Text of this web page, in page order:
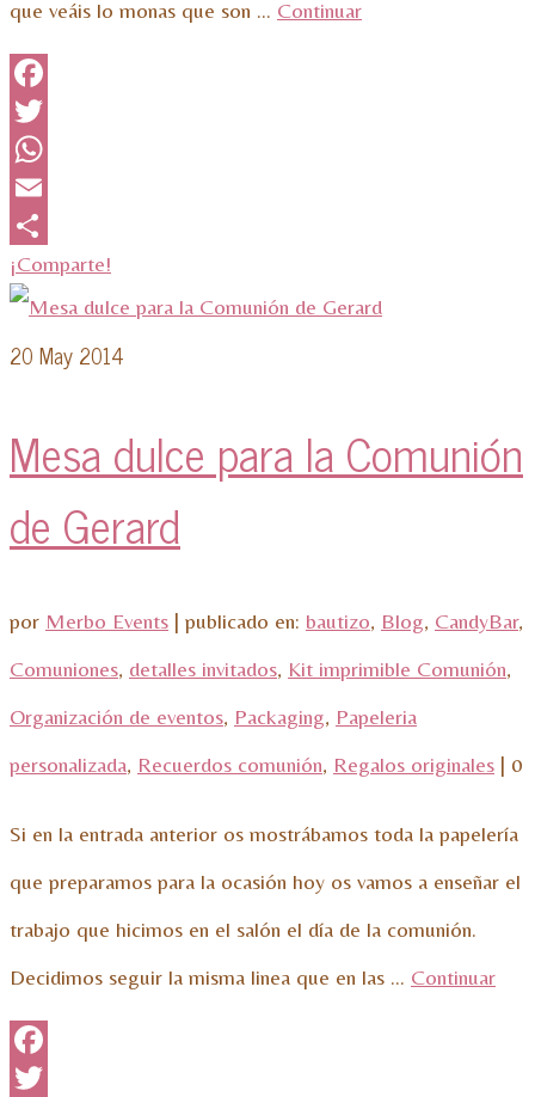
que veáis lo monas que son … Continuar
Facebook
Twitter
WhatsApp
Email
¡Comparte!
20 May 2014
Mesa dulce para la Comunión
de Gerard
por Merbo Events | publicado en: bautizo, Blog, CandyBar,
Comuniones, detalles invitados, Kit imprimible Comunión,
Organización de eventos, Packaging, Papeleria
personalizada, Recuerdos comunión, Regalos originales | 0
Si en la entrada anterior os mostrábamos toda la papelería
que preparamos para la ocasión hoy os vamos a enseñar el
trabajo que hicimos en el salón el día de la comunión.
Decidimos seguir la misma linea que en las … Continuar
Facebook